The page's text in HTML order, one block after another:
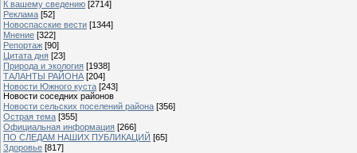
К вашему сведению [2714]
Реклама [52]
Новоспасские вести [1344]
Мнение [322]
Репортаж [90]
Цитата дня [23]
Природа и экология [1938]
ТАЛАНТЫ РАЙОНА [204]
Новости Южного куста [243]
Новости соседних районов
Новости сельских поселений района [356]
Острая тема [355]
Официальная информация [266]
ПО СЛЕДАМ НАШИХ ПУБЛИКАЦИЙ [65]
Здоровье [817]